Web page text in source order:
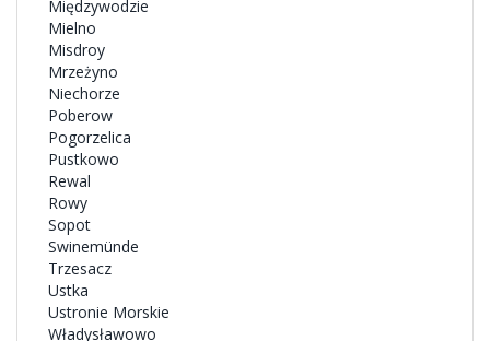
Międzywodzie
Mielno
Misdroy
Mrzeżyno
Niechorze
Poberow
Pogorzelica
Pustkowo
Rewal
Rowy
Sopot
Swinemünde
Trzesacz
Ustka
Ustronie Morskie
Władysławowo